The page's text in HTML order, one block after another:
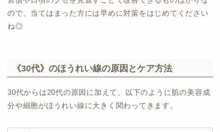
ので、当てはまった方には早めに対策をはじめてください
ね◎
《30代》のほうれい線の原因とケア方法
30代からは20代の原因に加えて、以下のように肌の美容成
分や細胞がほうれい線に大きく関わってきます。